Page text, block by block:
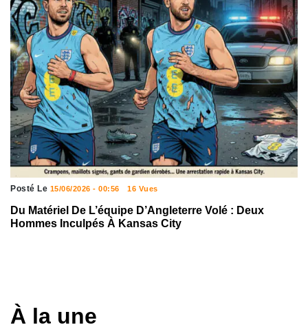
Posté Le 15/06/2026 - 00:56 16 Vues
Du Matériel De L’équipe D’Angleterre Volé : Deux
Hommes Inculpés À Kansas City
À la une